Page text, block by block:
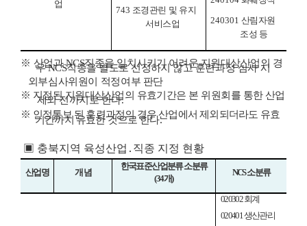
업
743 조경관린 및 유지
서비스업
240301 산림자원
조성 등
※ 산업과NCS직종을 일치시키기 어려운 지원대상산업의 경
우NCS직종을 별도로 선정하지 않고훈련과정 심사 시
외부심사위원이 적정여부 판단
※ 지정된 지원대상산업의 유효기간은 본 위원회를 통한 산업
제외 전까지로 한다.
※ 인정통보 된 훈련과정의 경우 산업에서 제외되더라도 유효
기간까지 유효한 것으로 한다.
▣ 충북지역 육성산업 ․ 직종 지정 현황
산업명 개 념
한국표준산업분류 소분류
(34개)
NCS소분류
020302회계
020401생산관리